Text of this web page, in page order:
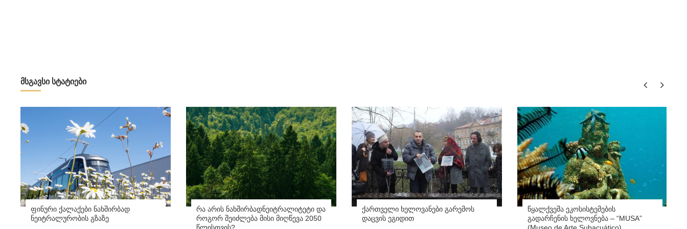
მსგავსი სტატიები
ფინური ქალაქები ნახშირბად
ნეიტრალურობის გზაზე
რა არის ნახშირბადნეიტრალიტეტი და
როგორ შეიძლება მისი მიღწევა 2050
წლისთვის?
ქართველი ხელოვანები გარემოს
დაცვის ეგიდით
წყალქვეშა ეკოსისტემების
გადარჩენის ხელოვნება – “MUSA”
(Museo de Arte Subacuático)